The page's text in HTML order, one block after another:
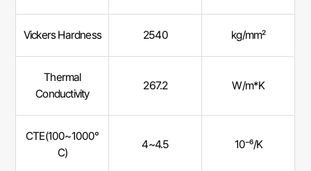
Vickers Hardness 2540 kg/mm²
Thermal
Conductivity
267.2 W/m*K
CTE(100~1000°
C)
4~4.5 10⁻⁶/K